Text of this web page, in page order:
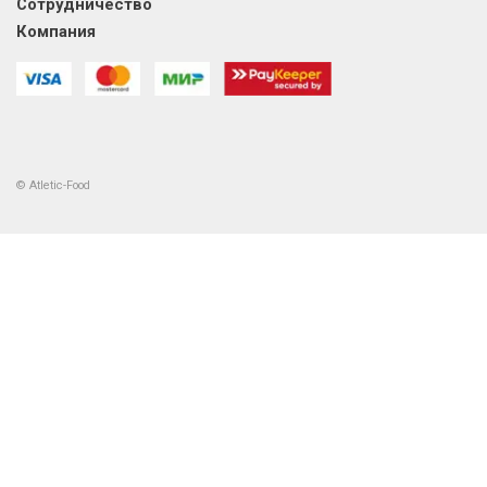
Сотрудничество
Компания
© Atletic-Food